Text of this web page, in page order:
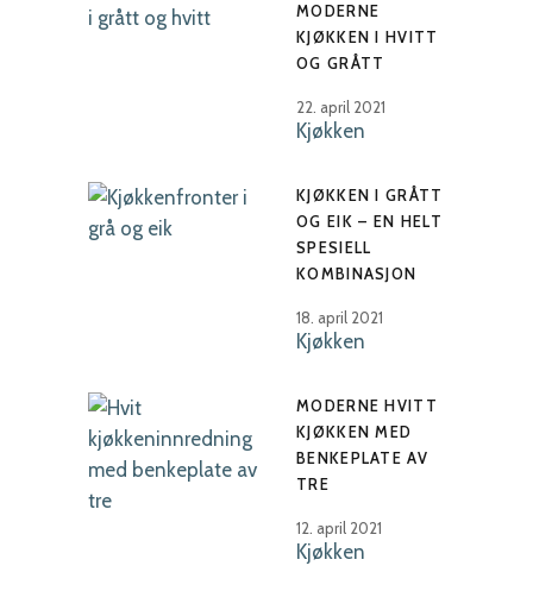
MODERNE
KJØKKEN I HVITT
OG GRÅTT
22. april 2021
Kjøkken
KJØKKEN I GRÅTT
OG EIK – EN HELT
SPESIELL
KOMBINASJON
18. april 2021
Kjøkken
MODERNE HVITT
KJØKKEN MED
BENKEPLATE AV
TRE
12. april 2021
Kjøkken